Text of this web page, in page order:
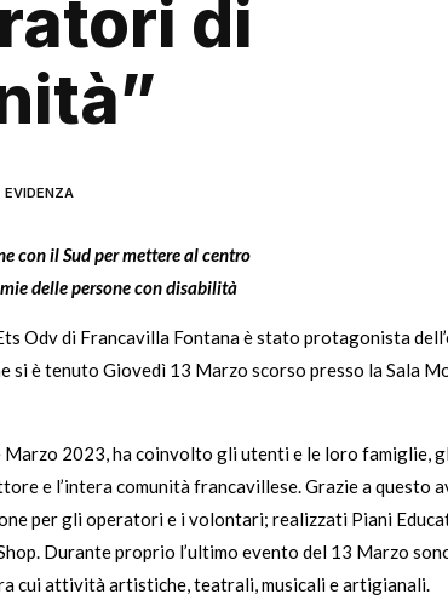
di
EVIDENZA
con il Sud per mettere al centro
delle persone con disabilità
Odv di Francavilla Fontana è stato protagonista
si è tenuto Giovedì 13 Marzo scorso presso la Sala
2023, ha coinvolto gli utenti e le loro famiglie,
e l’intera comunità francavillese. Grazie a
per gli operatori e i volontari; realizzati Piani
Durante proprio l’ultimo evento del 13 Marzo
cui attività artistiche, teatrali, musicali e artigianali.